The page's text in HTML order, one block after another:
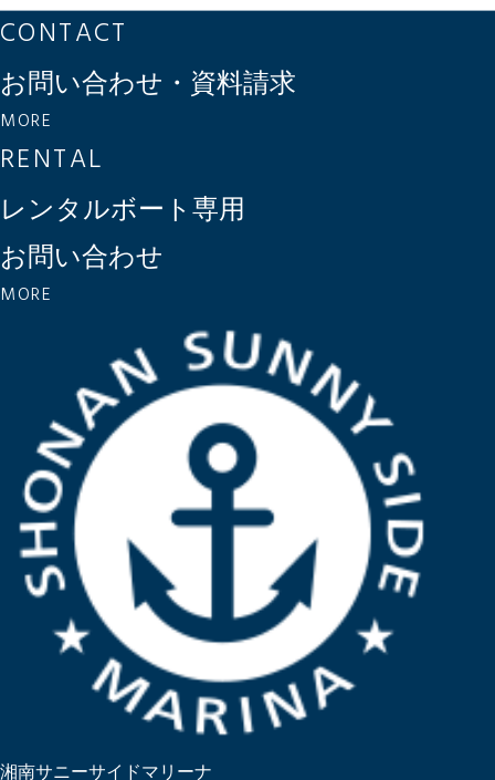
CONTACT
お問い合わせ・資料請求
MORE
RENTAL
レンタルボート専用
お問い合わせ
MORE
湘南サニーサイドマリーナ